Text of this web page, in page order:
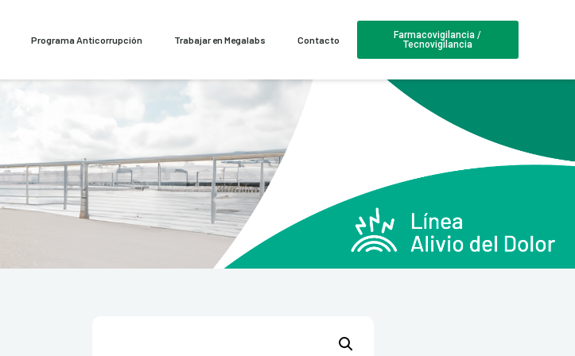
Programa Anticorrupción Trabajar en Megalabs Contacto
Farmacovigilancia /
Tecnovigilancia